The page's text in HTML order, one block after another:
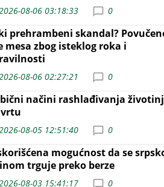
08-06 03:18:33 0
prehrambeni skandal?
mesa zbog isteklog roka i
08-06 02:27:21 0
načini rashlađivanja
vrtu
08-05 12:51:40 0
mogućnost da se
trguje preko berze
08-03 15:41:17 0